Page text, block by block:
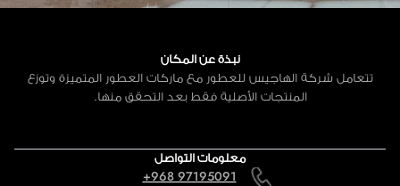
نبذة عن المكان
تتعامل شركة الهاجيس للعطور مع ماركات العطور المتميزة وتوزع
المنتجات الأصلية فقط بعد التحقق منها.
معلومات التواصل
+968 97195091